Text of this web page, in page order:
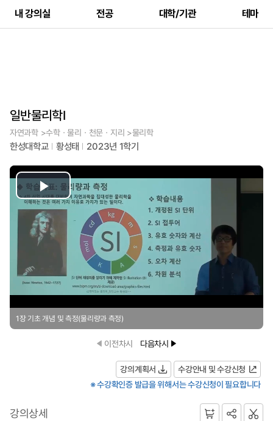
내 강의실 전공 대학/기관 테마
일반물리학Ⅰ
자연과학 >수학ㆍ물리ㆍ천문ㆍ지리 >물리학
한성대학교 황성태 2023년 1학기
Play
Video
1장 기초 개념 및 측정(물리량과 측정)
이전차시 다음차시
강의계획서
수강안내 및 수강신청
※ 수강확인증 발급을 위해서는 수강신청이 필요합니다
강의상세